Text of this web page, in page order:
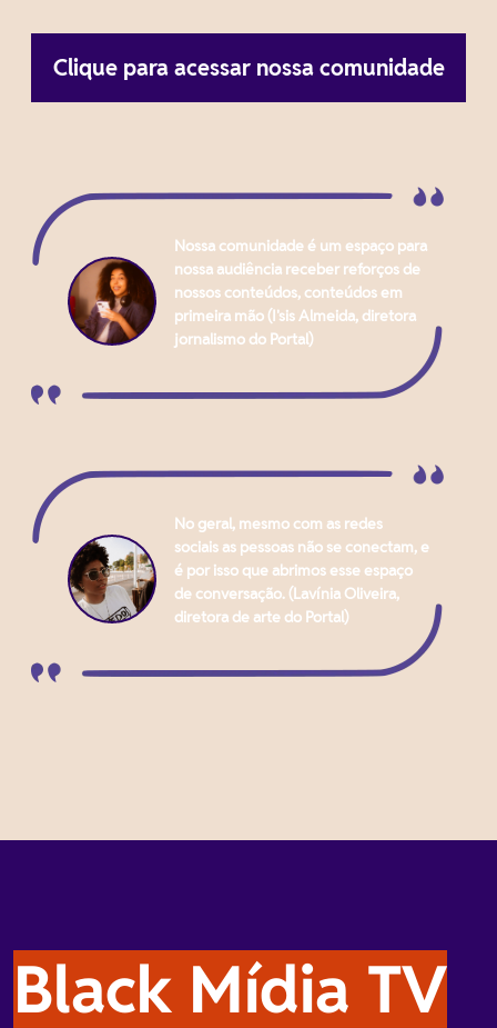
Clique para acessar nossa comunidade
Nossa comunidade é um espaço para
nossa audiência receber reforços de
nossos conteúdos, conteúdos em
primeira mão (I'sis Almeida, diretora
jornalismo do Portal)
No geral, mesmo com as redes
sociais as pessoas não se conectam, e
é por isso que abrimos esse espaço
de conversação. (Lavínia Oliveira,
diretora de arte do Portal)
Black Mídia TV